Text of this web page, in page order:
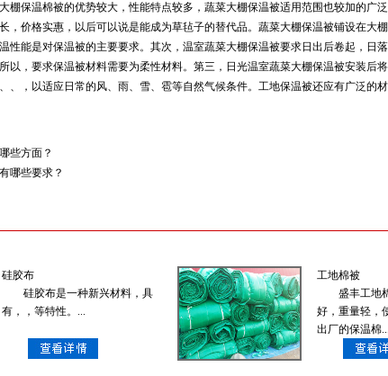
棚保温棉被的优势较大，性能特点较多，蔬菜大棚保温被适用范围也较加的广
，价格实惠，以后可以说是能成为草毡子的替代品。蔬菜大棚保温被铺设在大
性能是对保温被的主要要求。其次，温室蔬菜大棚保温被要求日出后卷起，日
以，要求保温被材料需要为柔性材料。第三，日光温室蔬菜大棚保温被安装后
、，以适应日常的风、雨、雪、雹等自然气候条件。工地保温被还应有广泛的
些方面？
哪些要求？
硅胶布
硅胶布是一种新兴材料，具
有，，等特性。...
工地棉被
盛丰工地棉
好，重量轻，
出厂的保温棉...